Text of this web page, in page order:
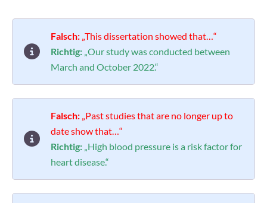
Falsch: „This dissertation showed that…“
Richtig: „Our study was conducted between
March and October 2022.“
Falsch: „Past studies that are no longer up to
date show that…“
Richtig: „High blood pressure is a risk factor for
heart disease.“